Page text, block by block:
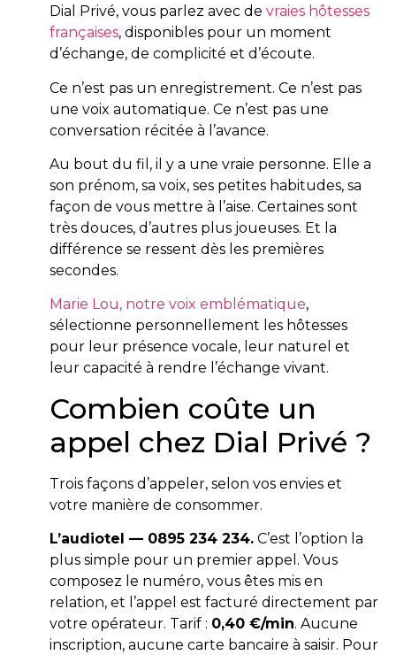
Dial Privé, vous parlez avec de vraies hôtesses
françaises, disponibles pour un moment
d’échange, de complicité et d’écoute.
Ce n’est pas un enregistrement. Ce n’est pas
une voix automatique. Ce n’est pas une
conversation récitée à l’avance.
Au bout du fil, il y a une vraie personne. Elle a
son prénom, sa voix, ses petites habitudes, sa
façon de vous mettre à l’aise. Certaines sont
très douces, d’autres plus joueuses. Et la
différence se ressent dès les premières
secondes.
Marie Lou, notre voix emblématique,
sélectionne personnellement les hôtesses
pour leur présence vocale, leur naturel et
leur capacité à rendre l’échange vivant.
Combien coûte un
appel chez Dial Privé ?
Trois façons d’appeler, selon vos envies et
votre manière de consommer.
L’audiotel — 0895 234 234. C’est l’option la
plus simple pour un premier appel. Vous
composez le numéro, vous êtes mis en
relation, et l’appel est facturé directement par
votre opérateur. Tarif : 0,40 €/min. Aucune
inscription, aucune carte bancaire à saisir. Pour